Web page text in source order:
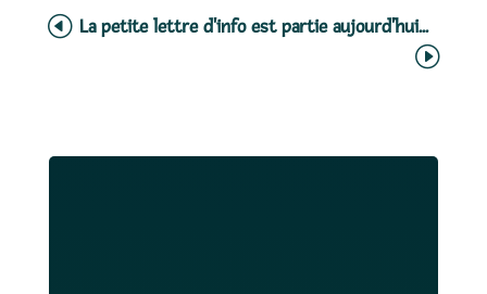
La petite lettre d'info est partie aujourd'hui...